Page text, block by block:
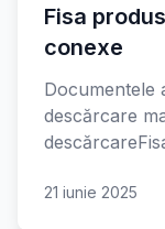
Fisa
conexe
Documentele
descărcare
21 iunie 2025